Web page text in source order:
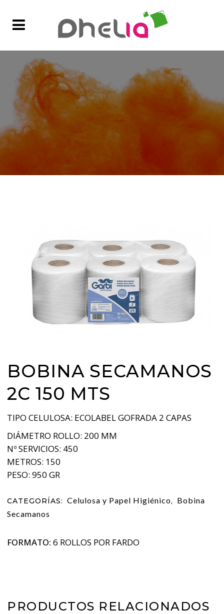
BOBINA SECAMANOS
2C 150 MTS
TIPO CELULOSA: ECOLABEL GOFRADA 2 CAPAS
DIÁMETRO ROLLO: 200 MM
Nº SERVICIOS: 450
METROS: 150
PESO: 950 GR
CATEGORÍAS: Celulosa y Papel Higiénico,
Bobina
Secamanos
FORMATO: 6 ROLLOS POR FARDO
PRODUCTOS RELACIONADOS